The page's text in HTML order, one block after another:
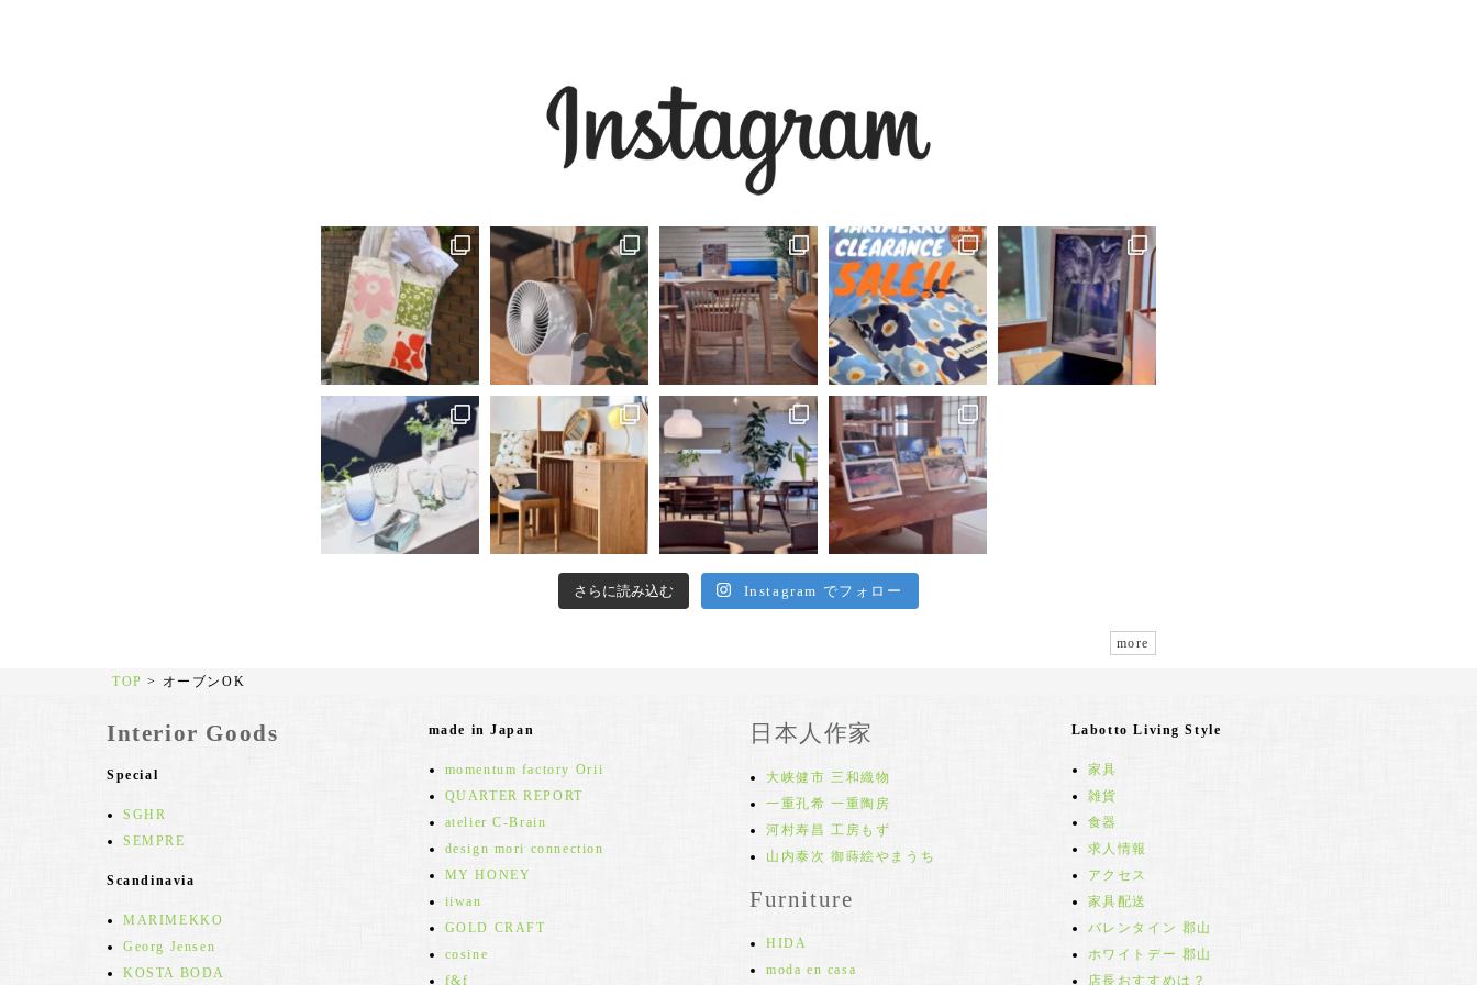
さらに読み込む Instagram でフォロー
more
TOP > オーブンOK
Interior Goods
Special
SGHR
SEMPRE
Scandinavia
MARIMEKKO
Georg Jensen
KOSTA BODA
made in Japan
momentum factory Orii
QUARTER REPORT
atelier C-Brain
design mori connection
MY HONEY
iiwan
GOLD CRAFT
cosine
f&f
日本人作家
大峡健市 三和織物
一重孔希 一重陶房
河村寿昌 工房もず
山内泰次 御蒔絵やまうち
Furniture
HIDA
moda en casa
Labotto Living Style
家具
雑貨
食器
求人情報
アクセス
家具配送
バレンタイン 郡山
ホワイトデー 郡山
店長おすすめは？